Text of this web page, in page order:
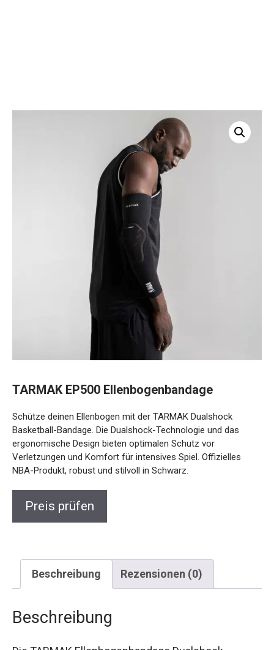
Basketball-Bandage. Die Dualshock-Technologie und das
ergonomische Design bieten optimalen Schutz vor
Verletzungen und Komfort für intensives Spiel. Offizielles
NBA-Produkt, robust und stilvoll in Schwarz.
Beschreibung Rezensionen (0)
Beschreibung